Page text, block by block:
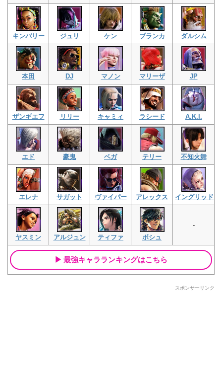
キンバリー ジュリ ケン ブランカ ダルシム
本田 DJ マノン マリーザ JP
ザンギエフ リリー キャミィ ラシード A.K.I.
エド 豪鬼 ベガ テリー 不知火舞
エレナ サガット ヴァイパー アレックス イングリッド
ヤスミン アルジュン ティファ ボシュ
-
最強キャラランキングはこちら
スポンサーリンク